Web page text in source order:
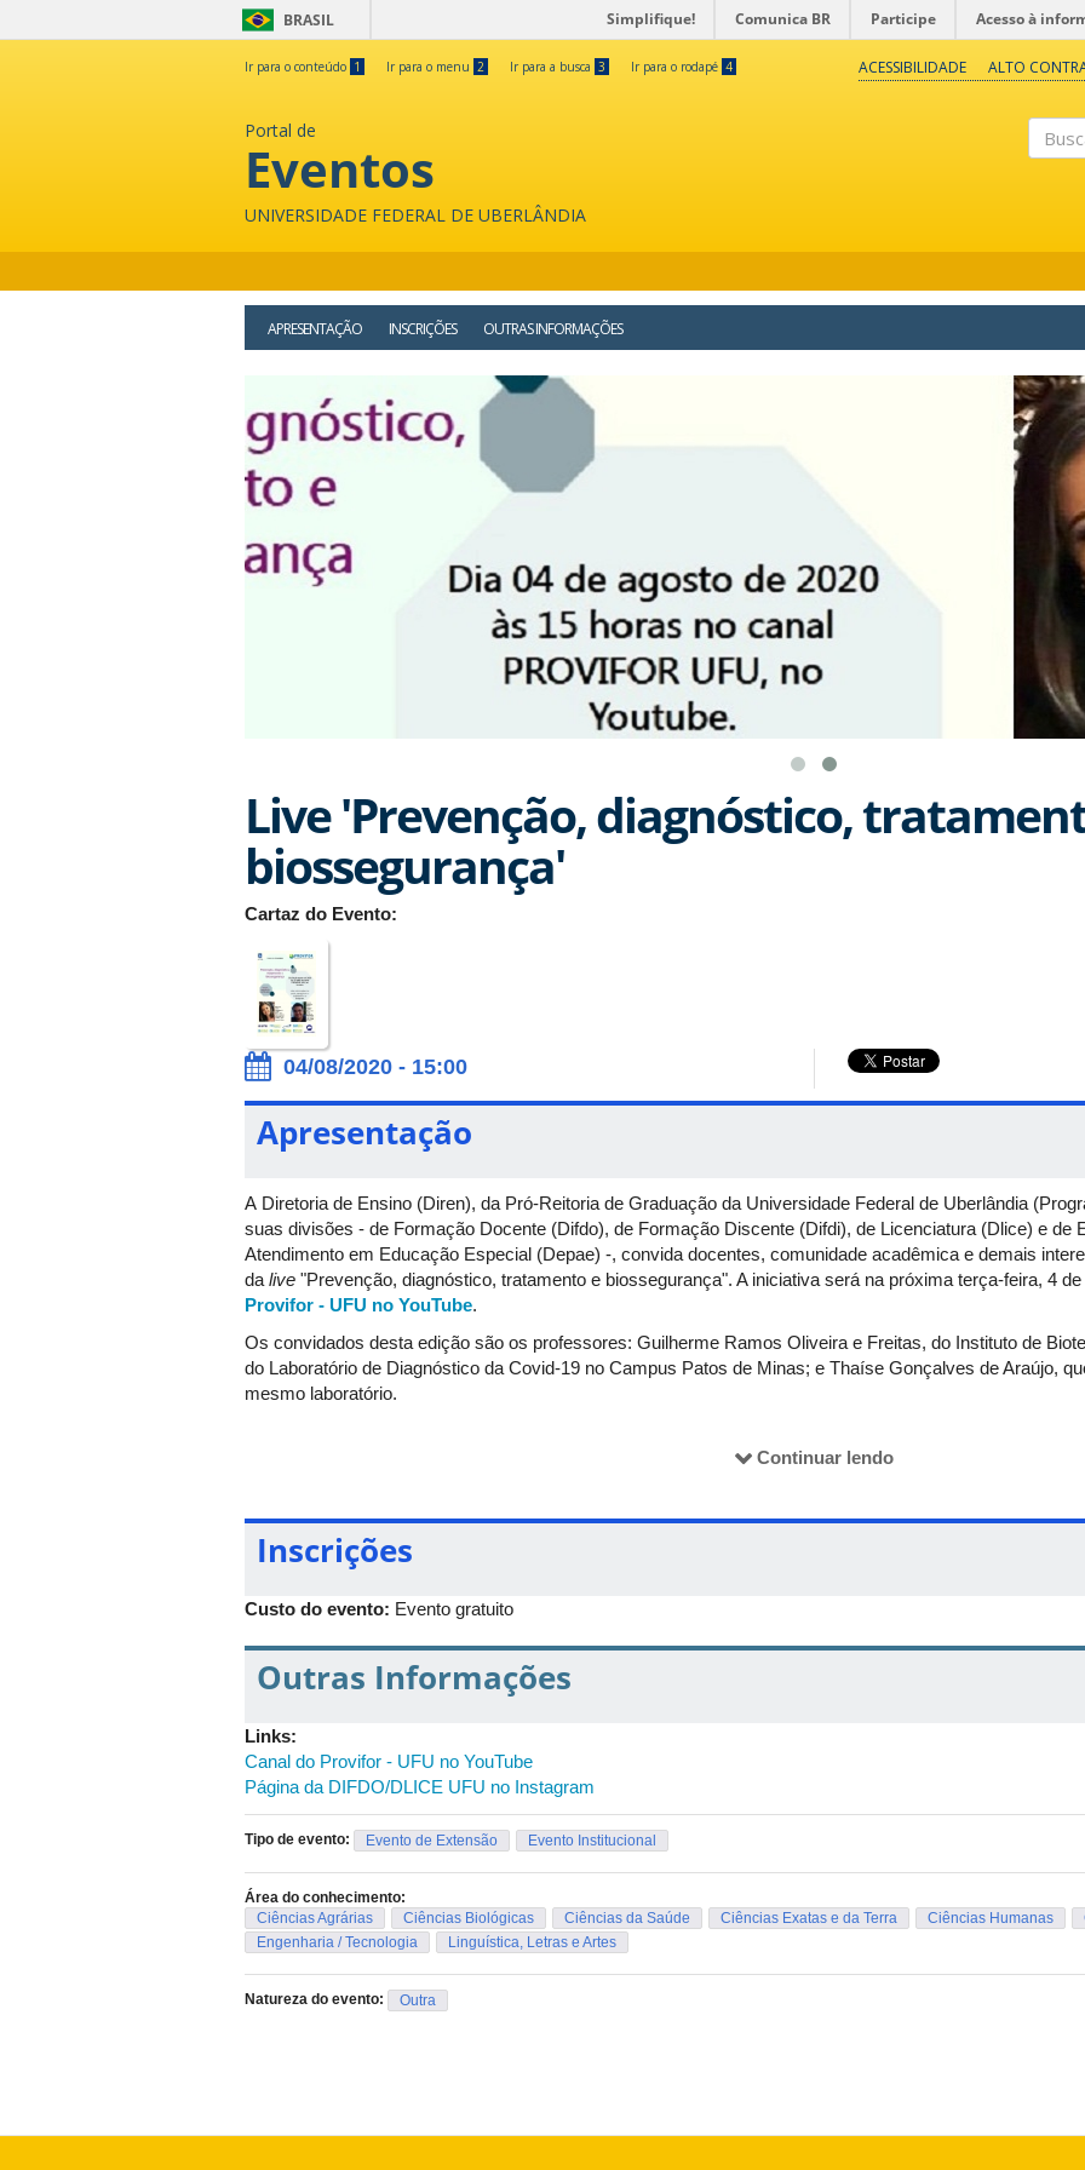
BRASIL Simplifique! Comunica BR Participe Acesso à
Ir para o conteúdo 1 Ir para o menu 2 Ir para a busca 3 Ir para o rodapé 4 ACESSIBILIDADE ALTO
Portal de
Eventos
UNIVERSIDADE FEDERAL DE UBERLÂNDIA
APRESENTAÇÃO INSCRIÇÕES OUTRAS INFORMAÇÕES
Live 'Prevenção, diagnóstico,
biossegurança'
Cartaz do Evento:
04/08/2020 - 15:00
Apresentação
A Diretoria de Ensino (Diren), da Pró-Reitoria de Graduação da Universidade Federal de Uberlândia
suas divisões - de Formação Docente (Difdo), de Formação Discente (Difdi), de Licenciatura (Dlice) e de
Atendimento em Educação Especial (Depae) -, convida docentes, comunidade acadêmica e demais
da live "Prevenção, diagnóstico, tratamento e biossegurança". A iniciativa será na próxima terça-feira, 4
Provifor - UFU no YouTube.
Os convidados desta edição são os professores: Guilherme Ramos Oliveira e Freitas, do Instituto de
do Laboratório de Diagnóstico da Covid-19 no Campus Patos de Minas; e Thaíse Gonçalves de Araújo,
mesmo laboratório.
Continuar lendo
Inscrições
Custo do evento: Evento gratuito
Outras Informações
Links:
Canal do Provifor - UFU no YouTube
Página da DIFDO/DLICE UFU no Instagram
Tipo de evento: Evento de Extensão Evento Institucional
Área do conhecimento:
Ciências Agrárias
Ciências Biológicas Ciências da Saúde Ciências Exatas e da Terra Ciências Humanas
Engenharia / Tecnologia
Linguística, Letras e Artes
Natureza do evento: Outra